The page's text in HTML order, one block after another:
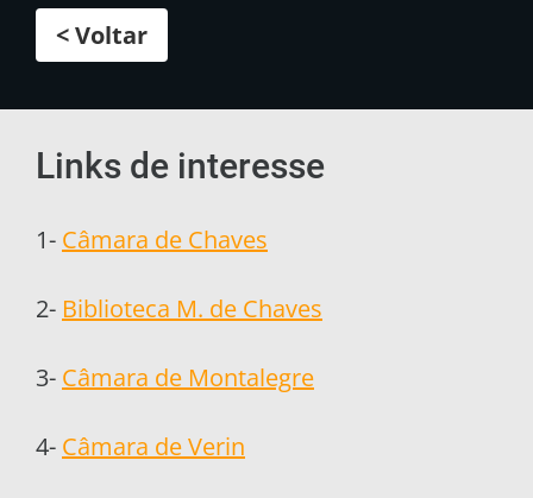
< Voltar
Links de interesse
1- Câmara de Chaves
2- Biblioteca M. de Chaves
3- Câmara de Montalegre
4- Câmara de Verin